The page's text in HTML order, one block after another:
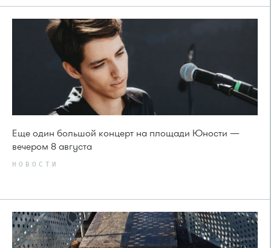
Еще один большой концерт на площади Юности —
вечером 8 августа
НОВОСТИ